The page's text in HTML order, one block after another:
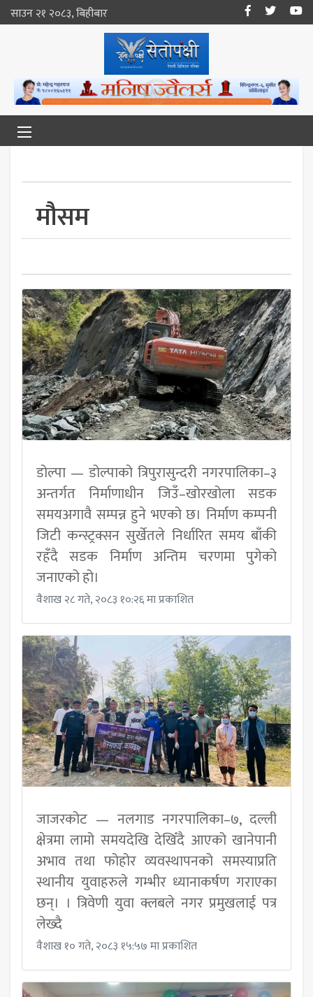
साउन २१ २०८३, बिहीबार
माैसम
डोल्पा — डोल्पाको त्रिपुरासुन्दरी नगरपालिका–३
अन्तर्गत निर्माणाधीन जिउँ–खोरखोला सडक
समयअगावै सम्पन्न हुने भएको छ। निर्माण कम्पनी
जिटी कन्स्ट्रक्सन सुर्खेतले निर्धारित समय बाँकी
रहँदै सडक निर्माण अन्तिम चरणमा पुगेको
जनाएको हो।
वैशाख २८ गते, २०८३ १०:२६ मा प्रकाशित
जाजरकोट — नलगाड नगरपालिका–७, दल्ली
क्षेत्रमा लामो समयदेखि देखिँदै आएको खानेपानी
अभाव तथा फोहोर व्यवस्थापनको समस्याप्रति
स्थानीय युवाहरुले गम्भीर ध्यानाकर्षण गराएका
छन्। । त्रिवेणी युवा क्लबले नगर प्रमुखलाई पत्र
लेख्दै
वैशाख १० गते, २०८३ १५:५७ मा प्रकाशित